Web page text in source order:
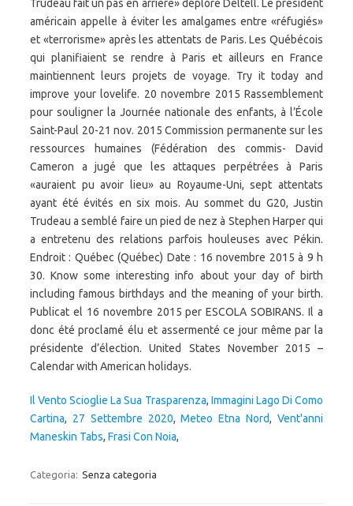
Il Vento Scioglie La Sua Trasparenza, Immagini Lago Di Como
Cartina, 27 Settembre 2020,Meteo Etna Nord,Vent'anni
Maneskin Tabs, Frasi Con Noia,
Categoria: Senza categoria